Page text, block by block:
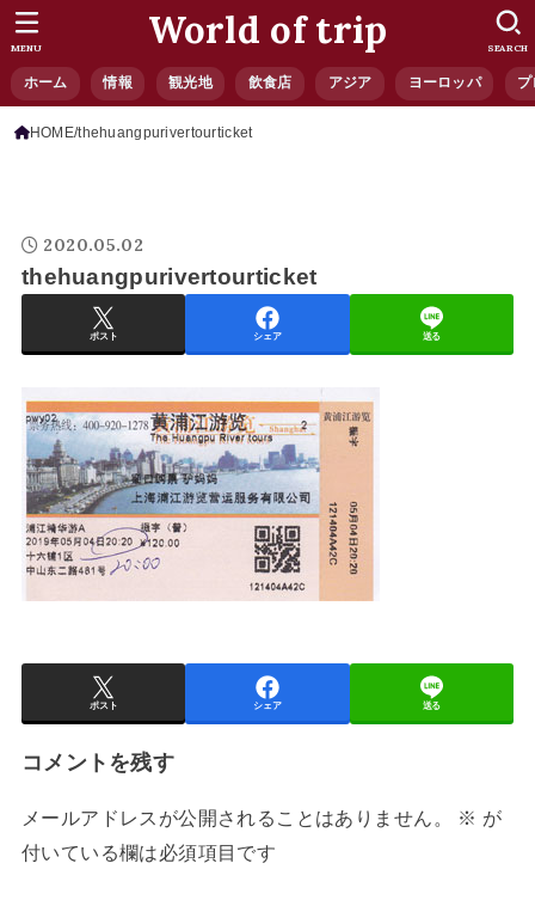
World of trip
ホーム 情報 観光地 飲食店 アジア ヨーロッパ プ
SEARCH
MENU
HOME thehuangpurivertourticket
2020.05.02
thehuangpurivertourticket
ポスト シェア 送る
ポスト シェア 送る
コメントを残す
メールアドレスが公開されることはありません。 ※ が
付いている欄は必須項目です